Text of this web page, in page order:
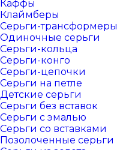
Каффы
Клаймберы
Серьги-трансформеры
Одиночные серьги
Серьги-кольца
Серьги-конго
Серьги-цепочки
Серьги на петле
Детские серьги
Серьги без вставок
Серьги с эмалью
Серьги со вставками
Позолоченные серьги